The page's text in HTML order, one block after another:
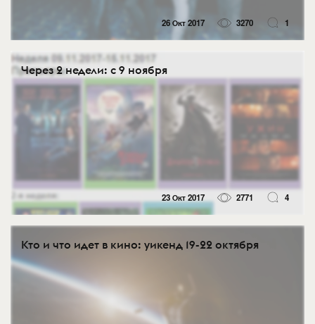
26 Окт 2017 3270 1
Через 2 недели: с 9 ноября
23 Окт 2017 2771 4
Кто и что идет в кино: уикенд 19-22 октября